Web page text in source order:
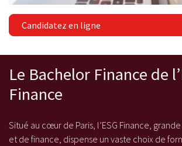
Candidatez en ligne
Le Bachelor Finance de
Finance
Situé au cœur de Paris, l’ESG Finance,
et de finance, dispense un vaste choix de